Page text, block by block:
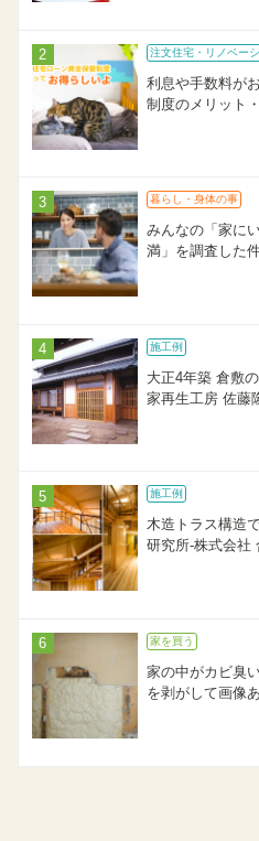
注文住宅・リノベー
利息や手数料が
制度のメリット
暮らし・身体の事
みんなの「家に
満」を調査した
施工例
大正4年築 倉敷
家再生工房 佐藤
施工例
木造トラス構造
研究所-株式会社
家を買う
家の中がカビ臭
を剥がして画像